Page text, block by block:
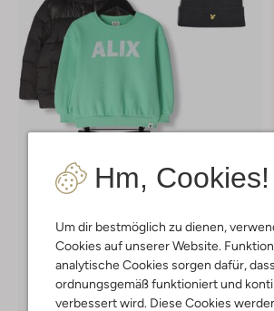
Hm, Cookies!
Um dir bestmöglich zu dienen,
Cookies auf unserer Website.
analytische Cookies sorgen dafür,
ordnungsgemäß funktioniert und
verbessert wird. Diese Cookies